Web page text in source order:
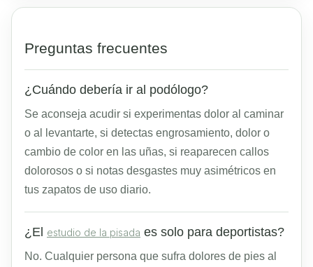
Preguntas frecuentes
¿Cuándo debería ir al podólogo?
Se aconseja acudir si experimentas dolor al caminar
o al levantarte, si detectas engrosamiento, dolor o
cambio de color en las uñas, si reaparecen callos
dolorosos o si notas desgastes muy asimétricos en
tus zapatos de uso diario.
¿El estudio de la pisada es solo para deportistas?
No. Cualquier persona que sufra dolores de pies al